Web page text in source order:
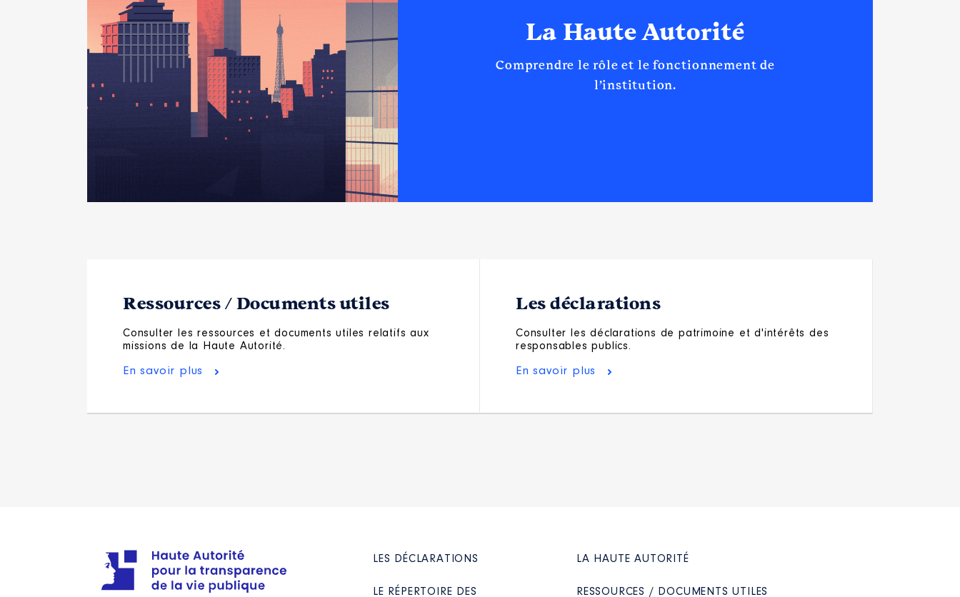
La Haute Autorité
Comprendre le rôle et le fonctionnement de
l’institution.
Ressources / Documents utiles
Consulter les ressources et documents utiles relatifs aux
missions de la Haute Autorité.
En savoir plus
Les déclarations
Consulter les déclarations de patrimoine et d'intérêts des
responsables publics.
En savoir plus
LES DÉCLARATIONS
LE RÉPERTOIRE DES
LA HAUTE AUTORITÉ
RESSOURCES / DOCUMENTS UTILES